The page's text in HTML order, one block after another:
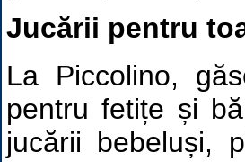
Jucării pentru
La Piccolino,
pentru fetițe și
jucării bebeluși,